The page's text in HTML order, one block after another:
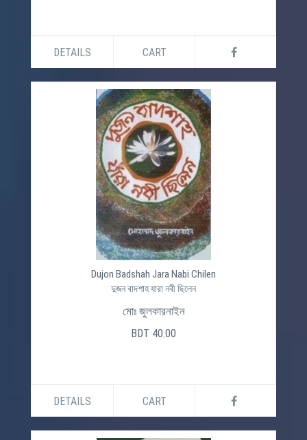
DETAILS CART
Dujon Badshah Jara Nabi Chilen
দুজন বাদশাহ যারা নবী ছিলেন
মোঃ জুলকারনাইন
BDT 40.00
DETAILS CART